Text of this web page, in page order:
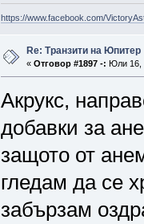
https://www.facebook.com/
Re: Транзити на Юпитер
« Отговор #1897 -: Юли 16,
Акрукс,
добавки за
защото от
гледам да се
забързам